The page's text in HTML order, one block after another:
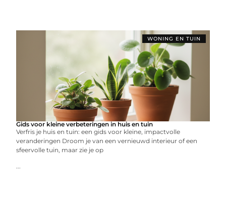
WONING EN TUIN
Gids voor kleine verbeteringen in huis en tuin
Verfris je huis en tuin: een gids voor kleine, impactvolle
veranderingen Droom je van een vernieuwd interieur of een
sfeervolle tuin, maar zie je op
...